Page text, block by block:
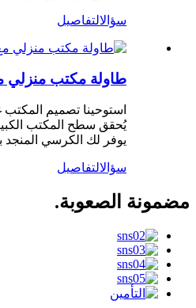
سؤالالتفاصيل
طاولة مكتب منزلي
استوحينا تصميم
يُحقق سطح المكتب الكبير
يوفر لك الكرسي المنجد
سؤالالتفاصيل
مضمونة الصعوبة.